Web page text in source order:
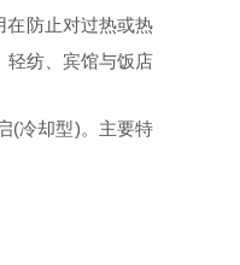
在防止对过热或热
轻纺、宾馆与饭店
(冷却型)。主要特